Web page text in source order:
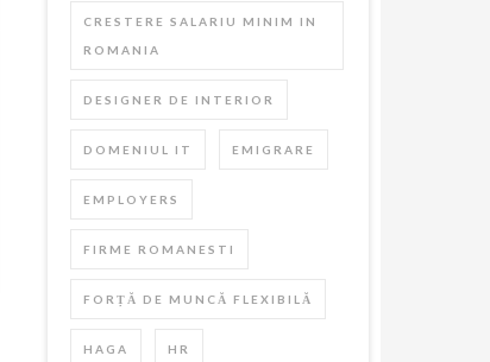
CRESTERE SALARIU MINIM IN
ROMANIA
DESIGNER DE INTERIOR
DOMENIUL IT EMIGRARE
EMPLOYERS
FIRME ROMANESTI
FORȚĂ DE MUNCĂ FLEXIBILĂ
HAGA HR